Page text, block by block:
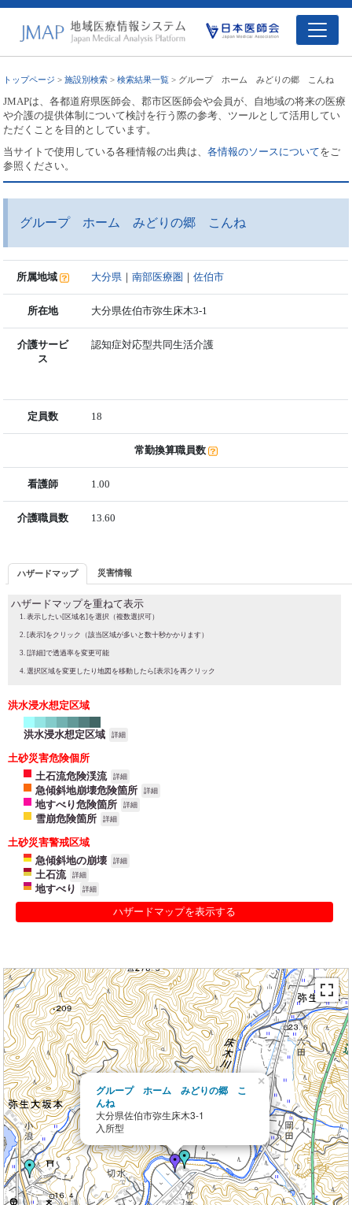
トップページ >施設別検索 >検索結果一覧 > グループ ホーム みどりの郷 こんね
JMAPは、各都道府県医師会、郡市区医師会や会員が、自地域の将来の医療
や介護の提供体制について検討を行う際の参考、ツールとして活用してい
ただくことを目的としています。
当サイトで使用している各種情報の出典は、各情報のソースについてをご
参照ください。
グループ ホーム みどりの郷 こんね
所属地域 大分県 ｜南部医療圏 ｜佐伯市
所在地 大分県佐伯市弥生床木3-1
介護サービ
ス
認知症対応型共同生活介護
定員数 18
常勤換算職員数
看護師 1.00
介護職員数 13.60
ハザードマップ 災害情報
ハザードマップを重ねて表示
表示したい[区域名]を選択（複数選択可）
[表示]をクリック（該当区域が多いと数十秒かかります）
[詳細]で透過率を変更可能
選択区域を変更したり地図を移動したら[表示]を再クリック
洪水浸水想定区域
洪水浸水想定区域 詳細
土砂災害危険個所
土石流危険渓流
詳細
急傾斜地崩壊危険箇所 詳細
地すべり危険箇所 詳細
雪崩危険箇所 詳細
土砂災害警戒区域
急傾斜地の崩壊
詳細
土石流 詳細
地すべり 詳細
ハザードマップを表示する
グループ ホーム みどりの郷 こ
んね
大分県佐伯市弥生床木3-1
入所型
×